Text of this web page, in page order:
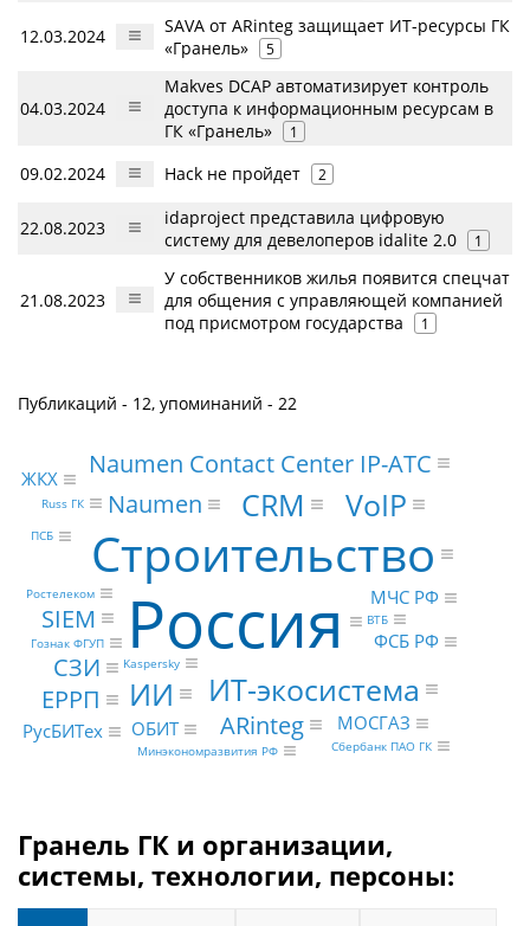
12.03.2024
SAVA от ARinteg защищает ИТ-ресурсы ГК
«Гранель»
5
04.03.2024
Makves DCAP автоматизирует контроль
доступа к информационным ресурсам в
ГК «Гранель»
1
09.02.2024 Hack не пройдет 2
22.08.2023
idaproject представила цифровую
систему для девелоперов idalite 2.0
1
21.08.2023
У собственников жилья появится спецчат
для общения с управляющей компанией
под присмотром государства
1
Публикаций - 12, упоминаний - 22
Россия
Строительство
ИИ ИТ-экосистема
VoIP
CRM
Naumen
ARinteg
SIEM
СЗИ
Naumen Contact Center IP-АТС
ЕРРП
РусБИТех ОБИТ МОСГАЗ
ФСБ РФ
МЧС РФ
ЖКХ
Ростелеком
Kaspersky
Сбербанк ПАО ГК
ВТБ
Russ ГК
Гознак ФГУП
ПСБ
Минэкономразвития РФ
Гранель ГК и организации,
системы, технологии, персоны: